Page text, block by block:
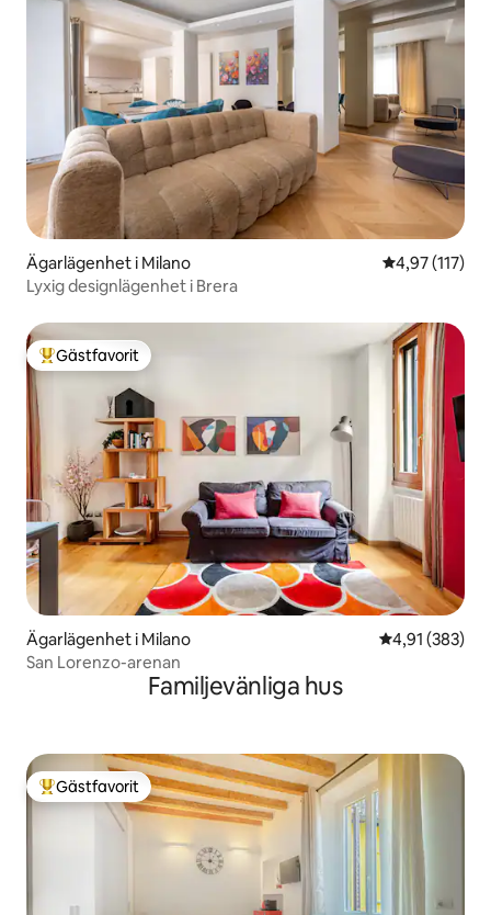
Ägarlägenhet i Milano 4,97 av 5 i
4,97 (117)
Lyxig designlägenhet i Brera
Populär gästfavorit
Gästfavorit
Ägarlägenhet i Milano 4,91 av 5 i
4,91 (383)
San Lorenzo-arenan
Familjevänliga hus
Populär gästfavorit
Gästfavorit